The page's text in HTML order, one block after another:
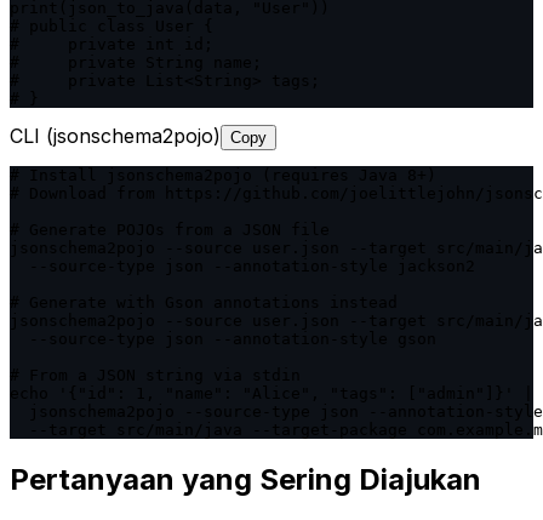
CLI (jsonschema2pojo) Copy
# Download from https://github.com/joelittlejohn/
jsonschema2pojo --source user.json --target src/main/
jsonschema2pojo --source user.json --target src/main/
jsonschema2pojo --source-type json --annotation-
--target src/main/java --target-package
Pertanyaan yang Sering Diajukan